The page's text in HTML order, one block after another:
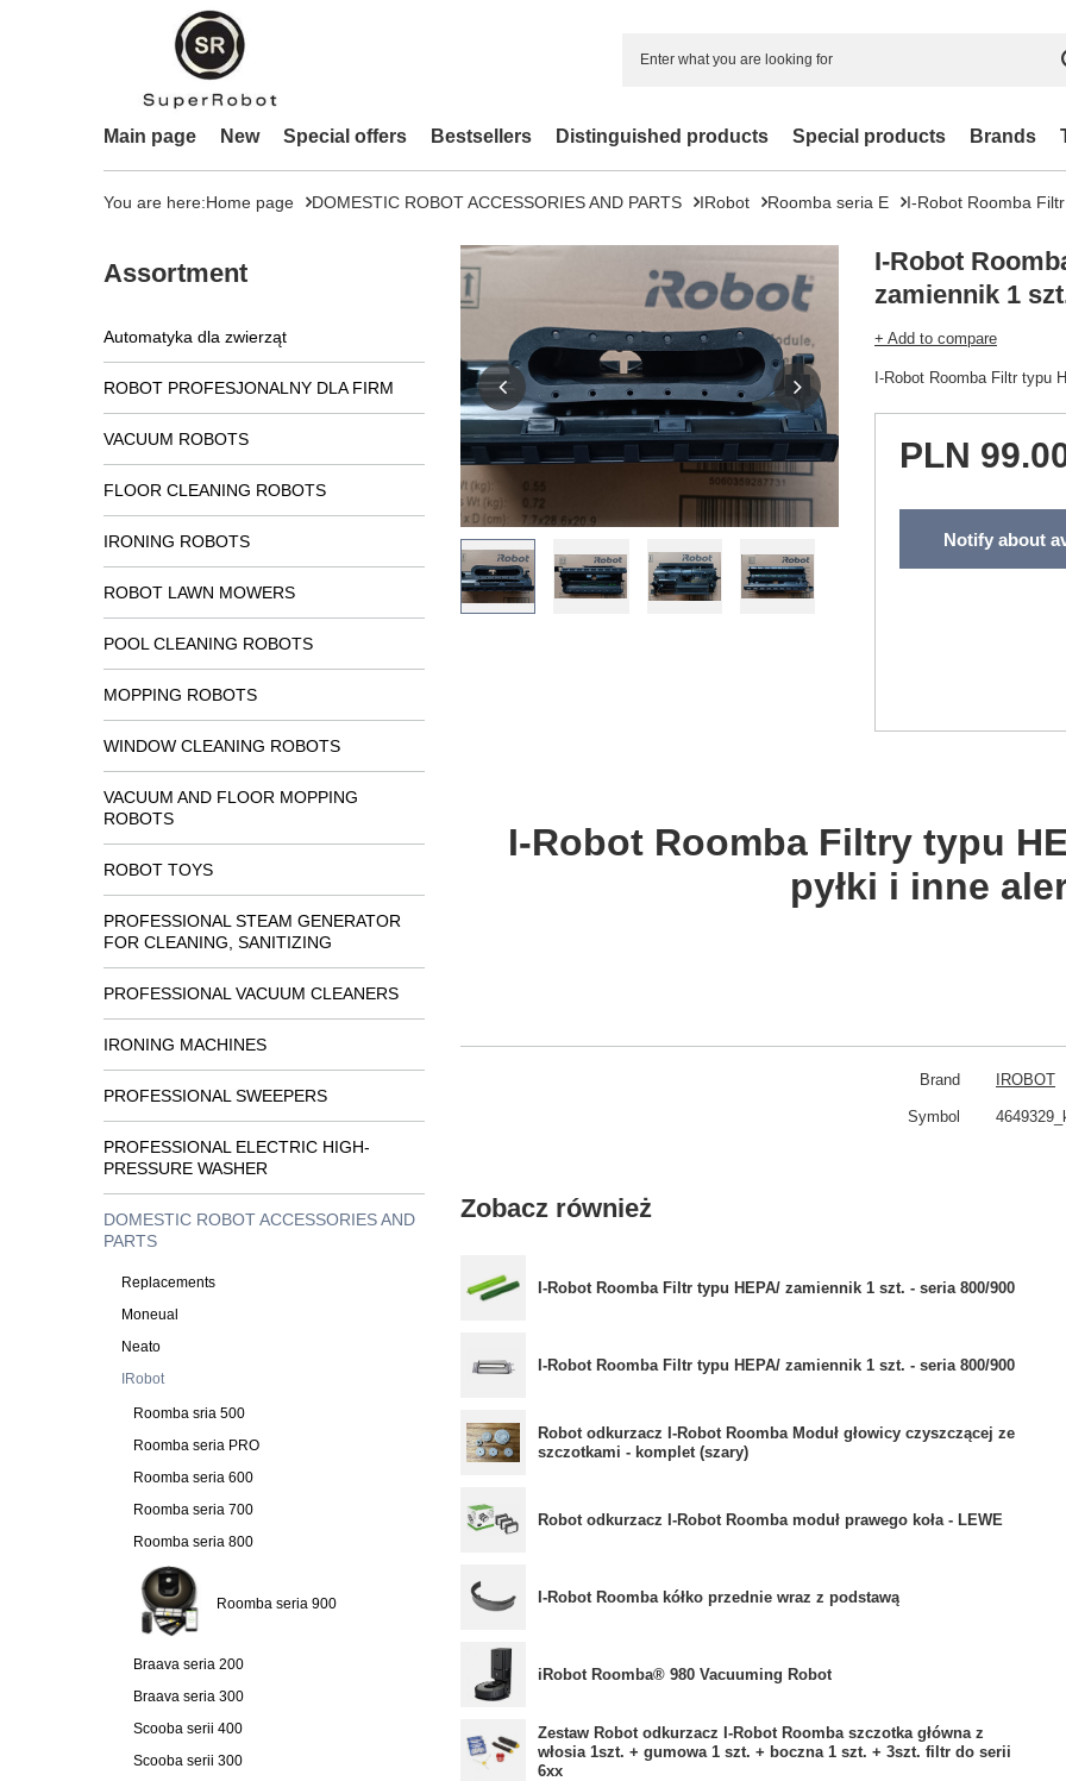
Main page New Special offers Bestsellers Distinguished products Special products Brands
You are here:Home page DOMESTIC ROBOT ACCESSORIES AND PARTS IRobot Roomba seria E I-Robot Roomba
Assortment
Automatyka dla zwierząt
ROBOT PROFESJONALNY DLA FIRM
VACUUM ROBOTS
FLOOR CLEANING ROBOTS
IRONING ROBOTS
ROBOT LAWN MOWERS
POOL CLEANING ROBOTS
MOPPING ROBOTS
WINDOW CLEANING ROBOTS
VACUUM AND FLOOR MOPPING
ROBOTS
ROBOT TOYS
PROFESSIONAL STEAM GENERATOR
FOR CLEANING, SANITIZING
PROFESSIONAL VACUUM CLEANERS
IRONING MACHINES
PROFESSIONAL SWEEPERS
PROFESSIONAL ELECTRIC HIGH-
PRESSURE WASHER
DOMESTIC ROBOT ACCESSORIES AND
PARTS
Replacements
Moneual
Neato
IRobot
Roomba sria 500
Roomba seria PRO
Roomba seria 600
Roomba seria 700
Roomba seria 800
Roomba seria 900
Braava seria 200
Braava seria 300
Scooba serii 400
Scooba serii 300
I-Robot
zamiennik 1
+ Add to compare
I-Robot Roomba Filtr typu
PLN
Notify about
I-Robot Roomba Filtry typu
pyłki i inne
Brand IROBOT
Symbol
Zobacz również
I-Robot Roomba Filtr typu HEPA/ zamiennik 1 szt. - seria 800/900
I-Robot Roomba Filtr typu HEPA/ zamiennik 1 szt. - seria 800/900
Robot odkurzacz I-Robot Roomba Moduł głowicy czyszczącej ze
szczotkami - komplet (szary)
Robot odkurzacz I-Robot Roomba moduł prawego koła - LEWE
I-Robot Roomba kółko przednie wraz z podstawą
iRobot Roomba® 980 Vacuuming Robot
Zestaw Robot odkurzacz I-Robot Roomba szczotka główna z
włosia 1szt. + gumowa 1 szt. + boczna 1 szt. + 3szt. filtr do serii
6xx